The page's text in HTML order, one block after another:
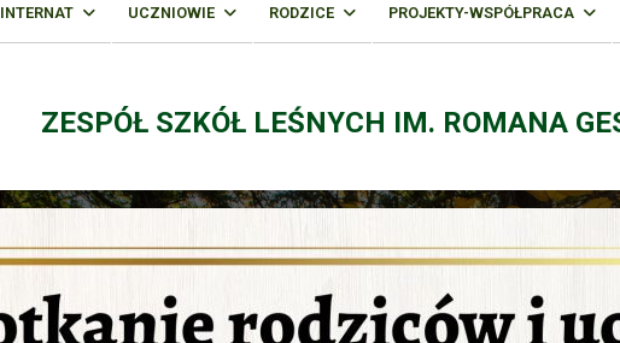
INTERNAT UCZNIOWIE RODZICE PROJEKTY-WSPÓŁPRACA
ZESPÓŁ SZKÓŁ LEŚNYCH IM. ROMANA